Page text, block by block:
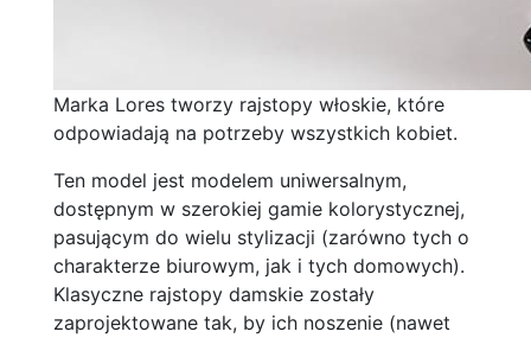
Marka Lores tworzy rajstopy włoskie, które
odpowiadają na potrzeby wszystkich kobiet.
Ten model jest modelem uniwersalnym,
dostępnym w szerokiej gamie kolorystycznej,
pasującym do wielu stylizacji (zarówno tych o
charakterze biurowym, jak i tych domowych).
Klasyczne rajstopy damskie zostały
zaprojektowane tak, by ich noszenie (nawet